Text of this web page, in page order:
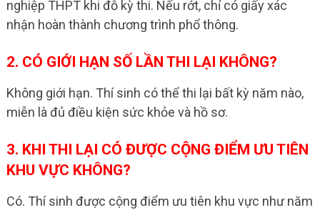
nghiệp THPT khi đỗ kỳ thi. Nếu rớt, chỉ có giấy xác
nhận hoàn thành chương trình phổ thông.
2. CÓ GIỚI HẠN SỐ LẦN THI LẠI KHÔNG?
Không giới hạn. Thí sinh có thể thi lại bất kỳ năm nào,
miễn là đủ điều kiện sức khỏe và hồ sơ.
3. KHI THI LẠI CÓ ĐƯỢC CỘNG ĐIỂM ƯU TIÊN
KHU VỰC KHÔNG?
Có. Thí sinh được cộng điểm ưu tiên khu vực như năm